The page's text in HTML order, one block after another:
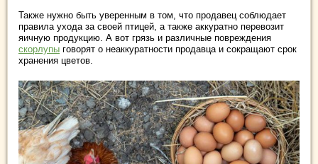
Также нужно быть уверенным в том, что продавец соблюдает
правила ухода за своей птицей, а также аккуратно перевозит
яичную продукцию. А вот грязь и различные повреждения
скорлупы говорят о неаккуратности продавца и сокращают срок
хранения цветов.